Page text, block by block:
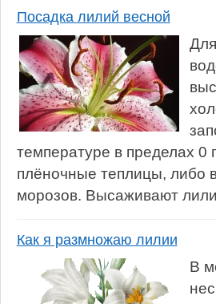
Посадка лилий весной
температуре в пределах
плёночные теплицы, либо
морозов. Высаживают
Как я размножаю лилии
В